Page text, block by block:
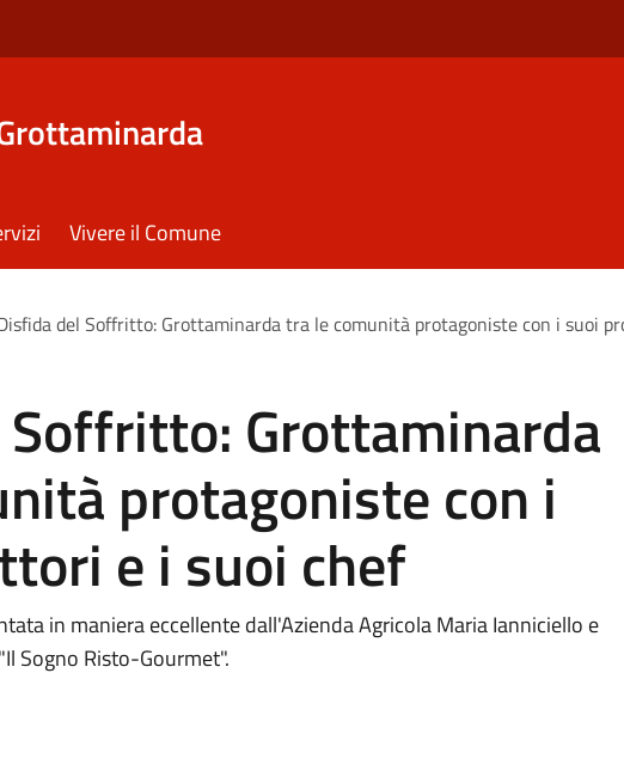
Vivere il Comune
del Soffritto: Grottaminarda tra le comunità protagoniste con i suoi
Grottaminarda
protagoniste con i
e i suoi chef
in maniera eccellente dall'Azienda Agricola Maria Ianniciello e
Sogno Risto-Gourmet".